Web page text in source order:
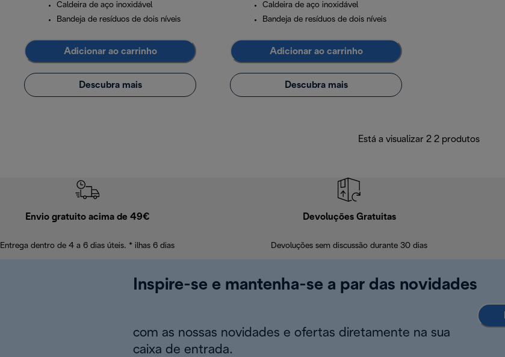
Caldeira de aço inoxidável
Bandeja de resíduos de dois níveis
Adicionar ao carrinho
Descubra mais
Caldeira de aço inoxidável
Bandeja de resíduos de dois níveis
Adicionar ao carrinho
Descubra mais
Está a visualizar 2 2 produtos
Envio gratuito acima de 49€
Entrega dentro de 4 a 6 dias úteis. * ilhas 6 dias
Devoluções Gratuitas
Devoluções sem discussão durante 30 dias
Inspire-se e mantenha-se a par das novidades
com as nossas novidades e ofertas diretamente na sua
caixa de entrada.